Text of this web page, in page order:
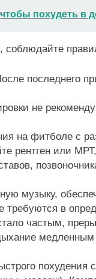
похудеть в
соблюдайте
последнего
не
на фитболе с
рентген или
музыку,
требуются в
частым,
похудения